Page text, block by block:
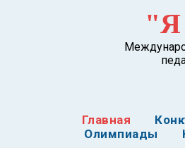
"Я
Главная
Олимпиады